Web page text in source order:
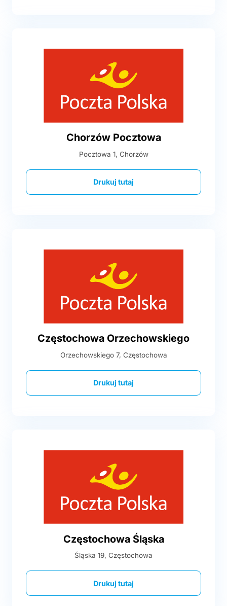
Chorzów Pocztowa
Pocztowa 1, Chorzów
Drukuj tutaj
Częstochowa Orzechowskiego
Orzechowskiego 7, Częstochowa
Drukuj tutaj
Częstochowa Śląska
Śląska 19, Częstochowa
Drukuj tutaj